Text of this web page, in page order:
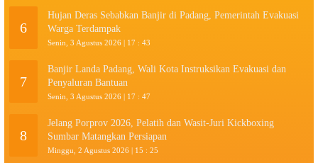
6
Hujan Deras Sebabkan Banjir di Padang, Pemerintah Evakuasi
Warga Terdampak
Senin, 3 Agustus 2026 | 17 : 43
7
Banjir Landa Padang, Wali Kota Instruksikan Evakuasi dan
Penyaluran Bantuan
Senin, 3 Agustus 2026 | 17 : 47
8
Jelang Porprov 2026, Pelatih dan Wasit-Juri Kickboxing
Sumbar Matangkan Persiapan
Minggu, 2 Agustus 2026 | 15 : 25